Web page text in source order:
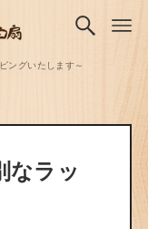
ングいたします～
なラッ